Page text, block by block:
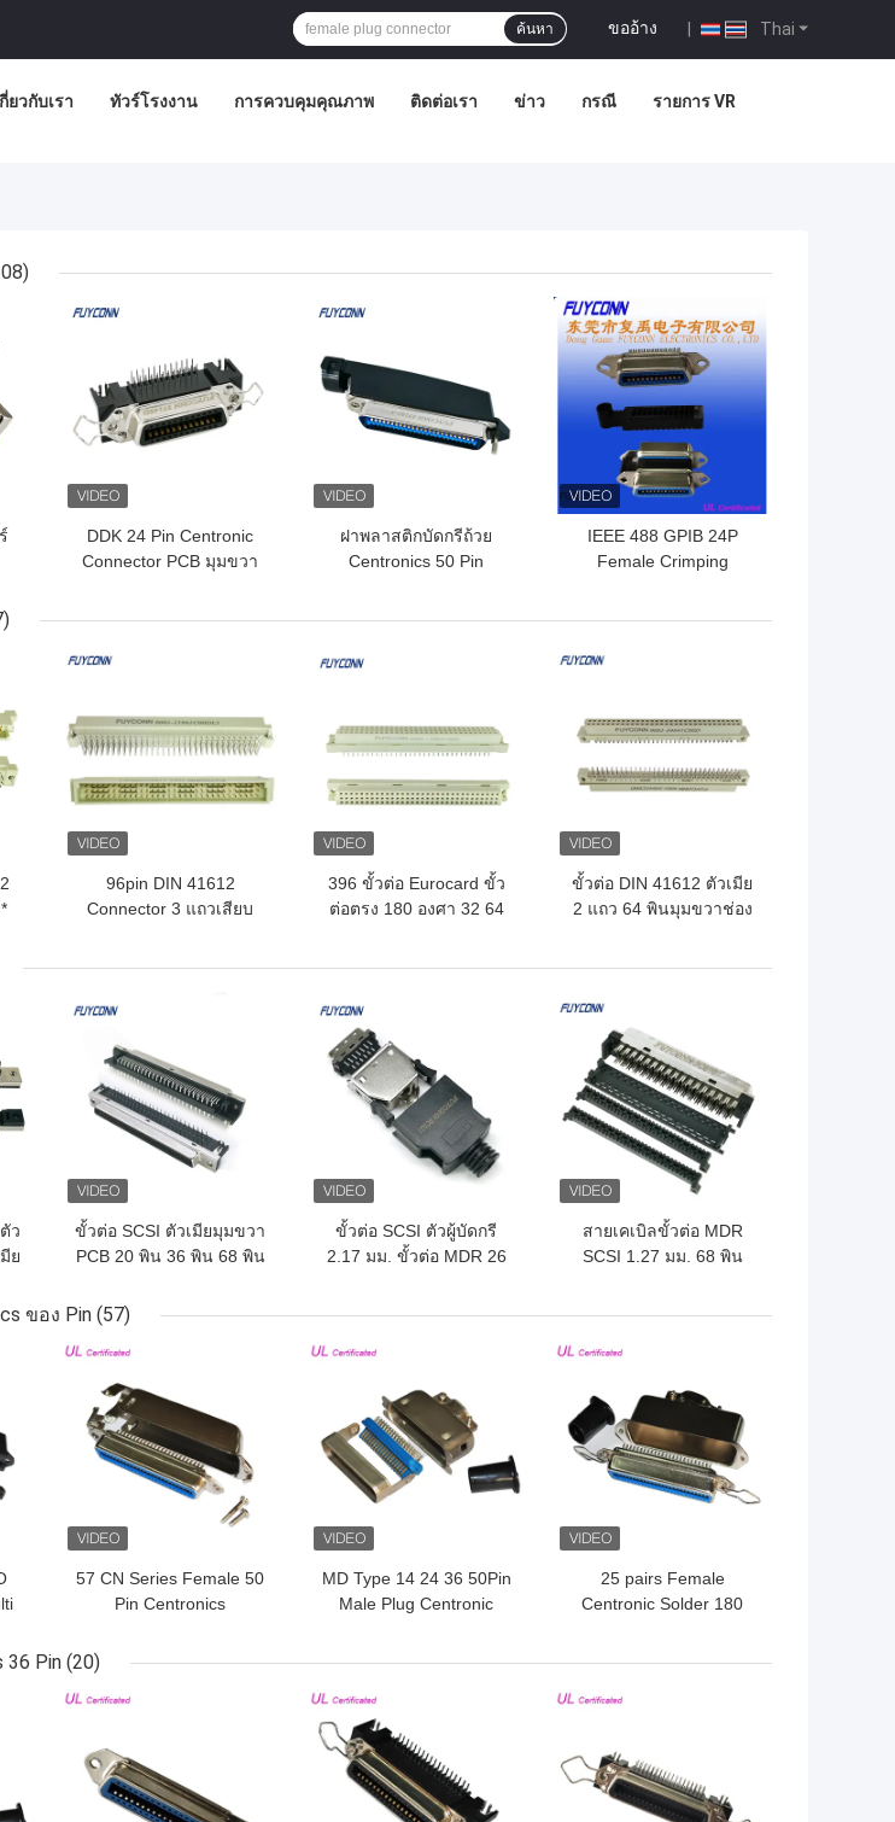
Thai
ขออ้าง |
ค้นหา
ยวกับเรา ทัวร์โรงงาน การควบคุมคุณภาพ ติดต่อเรา ข่าว กรณี รายการ VR
DDK 24 Pin Centronic
Connector PCB มุมขวา
ราคาถูกที่สุด
ฝาพลาสติกบัดกรีถ้วย
Centronics 50 Pin
ราคาถูกที่สุด
IEEE 488 GPIB 24P
Female Crimping
ราคาถูกที่สุด
96pin DIN 41612
Connector 3 แถวเสียบ
ราคาถูกที่สุด
396 ขั้วต่อ Eurocard ขั้ว
ต่อตรง 180 องศา 32 64
ราคาถูกที่สุด
ขั้วต่อ DIN 41612 ตัวเมีย
2 แถว 64 พินมุมขวาช่อง
ราคาถูกที่สุด
ว
ย
ขั้วต่อ SCSI ตัวเมียมุมขวา
PCB 20 พิน 36 พิน 68 พิน
ราคาถูกที่สุด
ขั้วต่อ SCSI ตัวผู้บัดกรี
2.17 มม. ขั้วต่อ MDR 26
ราคาถูกที่สุด
สายเคเบิลขั้วต่อ MDR
SCSI 1.27 มม. 68 พิน
ราคาถูกที่สุด
ของ Pin (57)
57 CN Series Female 50
Pin Centronics
บัดกรีพร้อมทางออกสาย
ราคาถูกที่สุด
MD Type 14 24 36 50Pin
Male Plug Centronic
ราคาถูกที่สุด
25 pairs Female
Centronic Solder 180
ราคาถูกที่สุด
36 Pin (20)
ราคาถูกที่สุด ราคาถูกที่สุด ราคาถูกที่สุด